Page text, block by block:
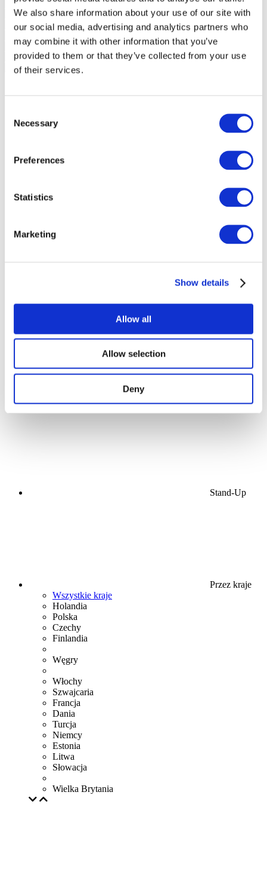
We also share information about your use of our site with
our social media, advertising and analytics partners who
may combine it with other information that you’ve
provided to them or that they’ve collected from your use
of their services.
Selection
Necessary
Preferences
Statistics
Marketing
Show details
Allow all
Allow selection
Deny
Muzyka
Scena
Stand-Up
Przez kraje
Wszystkie kraje
Holandia
Polska
Czechy
Finlandia
Węgry
Włochy
Szwajcaria
Francja
Dania
Turcja
Niemcy
Estonia
Litwa
Słowacja
Wielka Brytania